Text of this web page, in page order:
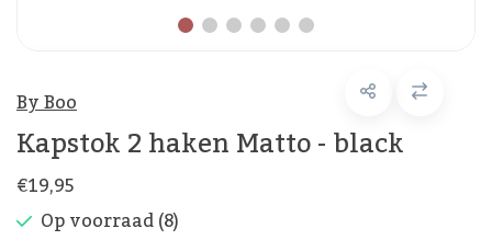
By Boo
Kapstok 2 haken Matto - black
€19,95
Op voorraad (8)